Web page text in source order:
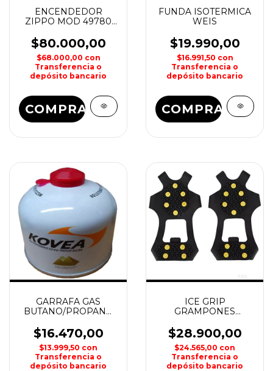
ENCENDEDOR
ZIPPO MOD 49780
$80.000,00
$68.000,00 con
Transferencia o
depósito bancario
FUNDA ISOTERMICA
WEIS
$19.990,00
$16.991,50 con
Transferencia o
depósito bancario
COMPRAR
GARRAFA GAS
BUTANO/PROPANO
$16.470,00
$13.999,50 con
Transferencia o
depósito bancario
ICE GRIP
GRAMPONES
ANTIDERRAPE
NOMADIC
$28.900,00
$24.565,00 con
Transferencia o
depósito bancario